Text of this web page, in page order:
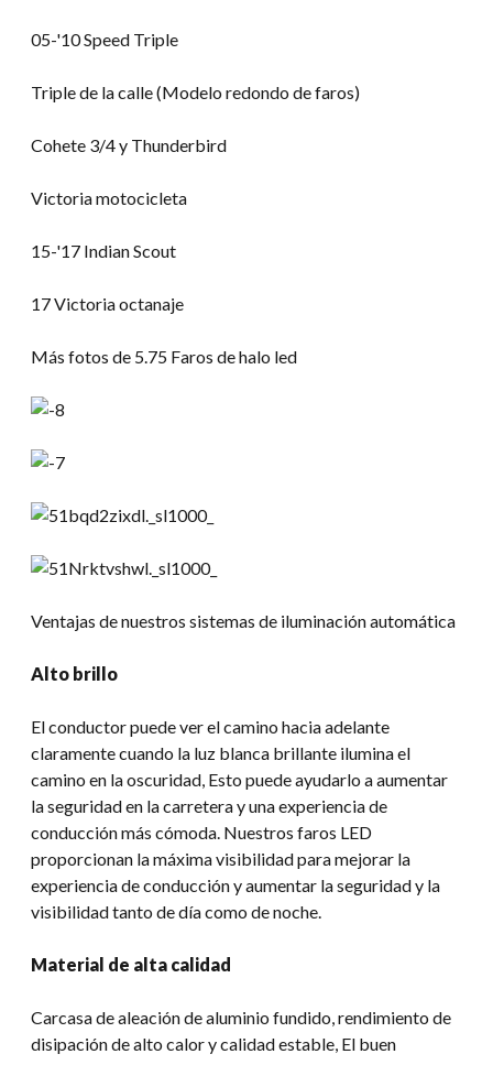
05-'10 Speed Triple
Triple de la calle (Modelo redondo de faros)
Cohete 3/4 y Thunderbird
Victoria motocicleta
15-'17 Indian Scout
17 Victoria octanaje
Más fotos de 5.75 Faros de halo led
Ventajas de nuestros sistemas de iluminación automática
Alto brillo
El conductor puede ver el camino hacia adelante
claramente cuando la luz blanca brillante ilumina el
camino en la oscuridad, Esto puede ayudarlo a aumentar
la seguridad en la carretera y una experiencia de
conducción más cómoda. Nuestros faros LED
proporcionan la máxima visibilidad para mejorar la
experiencia de conducción y aumentar la seguridad y la
visibilidad tanto de día como de noche.
Material de alta calidad
Carcasa de aleación de aluminio fundido, rendimiento de
disipación de alto calor y calidad estable, El buen